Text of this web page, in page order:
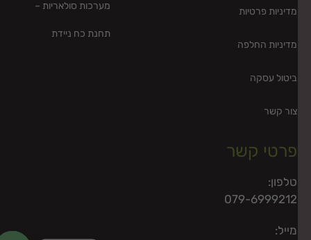
מדיניות פרטיות
מדיניות החלפה
ביטול עסקה
צור קשר
מערכות סולאריות –
תחנת כח ניידת
פרטי קשר
טלפון:
079-6999212
מייל: